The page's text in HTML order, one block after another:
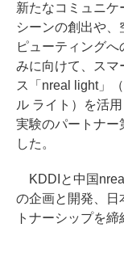
新たなコミュニケ
シーンの創出や、
ピューティングへ
みに向けて、スマ
ス「nreal light」
ル ライト）を活
実験のパートナー
した。
KDDIと中国
の企画と開発、日
トナーシップを締